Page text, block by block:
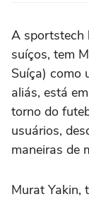
A sportstech
suíços, tem
Suíça) como
aliás, está
torno do
usuários,
maneiras de
Murat Yakin,